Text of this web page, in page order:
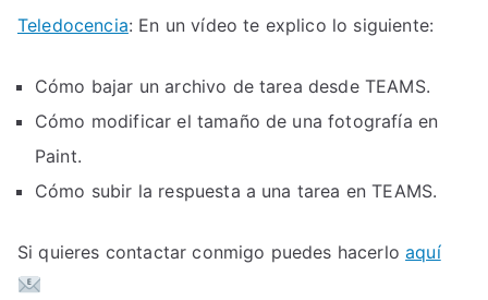
Teledocencia: En un vídeo te explico lo siguiente:
Cómo bajar un archivo de tarea desde TEAMS.
Cómo modificar el tamaño de una fotografía en
Paint.
Cómo subir la respuesta a una tarea en TEAMS.
Si quieres contactar conmigo puedes hacerloaquí